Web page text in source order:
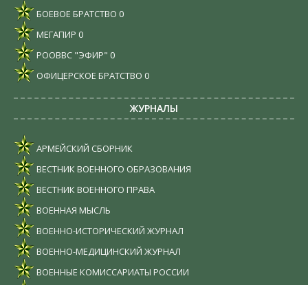
БОЕВОЕ БРАТСТВО 0
МЕГАПИР 0
РООВВС "ЭФИР" 0
ОФИЦЕРСКОЕ БРАТСТВО 0
ЖУРНАЛЫ
АРМЕЙСКИЙ СБОРНИК
ВЕСТНИК ВОЕННОГО ОБРАЗОВАНИЯ
ВЕСТНИК ВОЕННОГО ПРАВА
ВОЕННАЯ МЫСЛЬ
ВОЕННО-ИСТОРИЧЕСКИЙ ЖУРНАЛ
ВОЕННО-МЕДИЦИНСКИЙ ЖУРНАЛ
ВОЕННЫЕ КОМИССАРИАТЫ РОССИИ